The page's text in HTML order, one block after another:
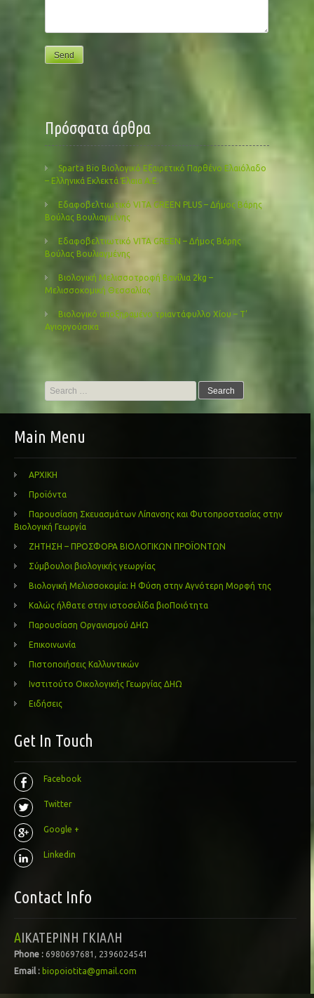
Πρόσφατα άρθρα
Sparta Bio Βιολογικό Εξαιρετικό Παρθένο Ελαιόλαδο
– Ελληνικά Εκλεκτά Έλαια Α.Ε.
Εδαφοβελτιωτικό VITA GREEN PLUS – Δήμος Βάρης
Βούλας Βουλιαγμένης
Εδαφοβελτιωτικό VITA GREEN – Δήμος Βάρης
Βούλας Βουλιαγμένης
Βιολογική Μελισσοτροφή Βανίλια 2kg –
Μελισσοκομική Θεσσαλίας
Βιολογικό αποξηραμένο τριαντάφυλλο Χίου – Τ’
Αγιοργούσικα
Search
for:
Main Menu
ΑΡΧΙΚΗ
Προϊόντα
Παρουσίαση Σκευασμάτων Λίπανσης και Φυτοπροστασίας στην
Βιολογική Γεωργία
ΖΗΤΗΣΗ – ΠΡΟΣΦΟΡΑ ΒΙΟΛΟΓΙΚΩΝ ΠΡΟΪΟΝΤΩΝ
Σύμβουλοι βιολογικής γεωργίας
Βιολογική Μελισσοκομία: Η Φύση στην Αγνότερη Μορφή της
Καλώς ήλθατε στην ιστοσελίδα βιοΠοιότητα
Παρουσίαση Οργανισμού ΔΗΩ
Επικοινωνία
Πιστοποιήσεις Καλλυντικών
Ινστιτούτο Οικολογικής Γεωργίας ΔΗΩ
Ειδήσεις
Get In Touch
Facebook
Twitter
Google +
Linkedin
Contact Info
ΑΙΚΑΤΕΡΙΝΗ ΓΚΙΑΛΗ
Phone : 6980697681, 2396024541
Email : biopoiotita@gmail.com